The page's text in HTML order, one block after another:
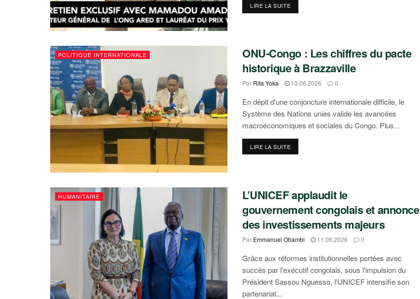
LIRE LA SUITEDETAILS
POLITIQUE INTERNATIONALE
ONU-Congo : Les chiffres du pacte
historique à Brazzaville
Par Rita Yoka 13.06.2026 0
En dépit d'une conjoncture internationale difficile, le
Système des Nations unies valide les avancées
macroéconomiques et sociales du Congo. Plus...
LIRE LA SUITEDETAILS
HUMANITAIRE
L’UNICEF applaudit le
gouvernement congolais et annonce
des investissements majeurs
Par Emmanuel Obambi 11.06.2026 0
Grâce aux réformes institutionnelles portées avec
succès par l'exécutif congolais, sous l'impulsion du
Président Sassou Nguesso, l'UNICEF intensifie son
partenariat...